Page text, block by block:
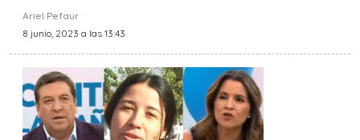
Ariel Pefaur
8 junio, 2023 a las 13:43